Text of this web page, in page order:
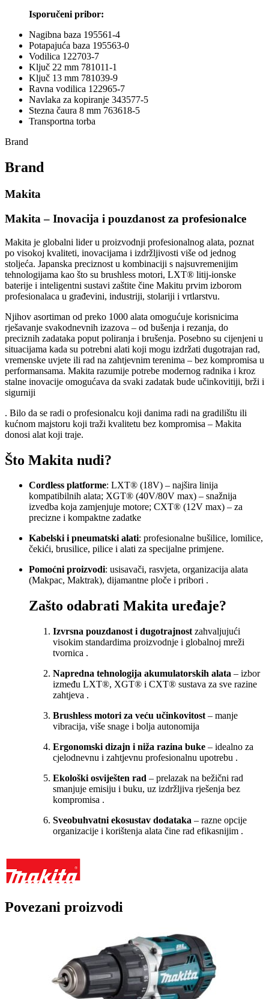
Isporučeni pribor:
Nagibna baza 195561-4
Potapajuća baza 195563-0
Vodilica 122703-7
Ključ 22 mm 781011-1
Ključ 13 mm 781039-9
Ravna vodilica 122965-7
Navlaka za kopiranje 343577-5
Stezna čaura 8 mm 763618-5
Transportna torba
Brand
Brand
Makita
Makita – Inovacija i pouzdanost za profesionalce
Makita je globalni lider u proizvodnji profesionalnog alata, poznat
po visokoj kvaliteti, inovacijama i izdržljivosti više od jednog
stoljeća. Japanska preciznost u kombinaciji s najsuvremenijim
tehnologijama kao što su brushless motori, LXT® litij-ionske
baterije i inteligentni sustavi zaštite čine Makitu prvim izborom
profesionalaca u građevini, industriji, stolariji i vrtlarstvu.
Njihov asortiman od preko 1000 alata omogućuje korisnicima
rješavanje svakodnevnih izazova – od bušenja i rezanja, do
preciznih zadataka poput poliranja i brušenja. Posebno su cijenjeni u
situacijama kada su potrebni alati koji mogu izdržati dugotrajan rad,
vremenske uvjete ili rad na zahtjevnim terenima – bez kompromisa u
performansama. Makita razumije potrebe modernog radnika i kroz
stalne inovacije omogućava da svaki zadatak bude učinkovitiji, brži i
sigurniji
. Bilo da se radi o profesionalcu koji danima radi na gradilištu ili
kućnom majstoru koji traži kvalitetu bez kompromisa – Makita
donosi alat koji traje.
Što Makita nudi?
Cordless platforme: LXT® (18V) – najšira linija
kompatibilnih alata; XGT® (40V/80V max) – snažnija
izvedba koja zamjenjuje motore; CXT® (12V max) – za
precizne i kompaktne zadatke
Kabelski i pneumatski alati: profesionalne bušilice, lomilice,
čekići, brusilice, pilice i alati za specijalne primjene.
Pomoćni proizvodi: usisavači, rasvjeta, organizacija alata
(Makpac, Maktrak), dijamantne ploče i pribori .
Zašto odabrati Makita uređaje?
Izvrsna pouzdanost i dugotrajnost zahvaljujući
visokim standardima proizvodnje i globalnoj mreži
tvornica .
Napredna tehnologija akumulatorskih alata – izbor
između LXT®, XGT® i CXT® sustava za sve razine
zahtjeva .
Brushless motori za veću učinkovitost – manje
vibracija, više snage i bolja autonomija
Ergonomski dizajn i niža razina buke – idealno za
cjelodnevnu i zahtjevnu profesionalnu upotrebu .
Ekološki osviješten rad – prelazak na bežični rad
smanjuje emisiju i buku, uz izdržljiva rješenja bez
kompromisa .
Sveobuhvatni ekosustav dodataka – razne opcije
organizacije i korištenja alata čine rad efikasnijim .
Povezani proizvodi